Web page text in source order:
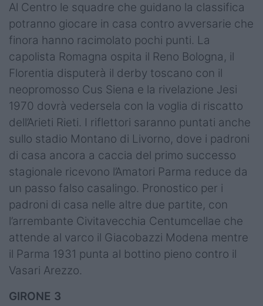
Al Centro le squadre che guidano la classifica
potranno giocare in casa contro avversarie che
finora hanno racimolato pochi punti. La
capolista Romagna ospita il Reno Bologna, il
Florentia disputerà il derby toscano con il
neopromosso Cus Siena e la rivelazione Jesi
1970 dovrà vedersela con la voglia di riscatto
dell’Arieti Rieti. I riflettori saranno puntati anche
sullo stadio Montano di Livorno, dove i padroni
di casa ancora a caccia del primo successo
stagionale ricevono l’Amatori Parma reduce da
un passo falso casalingo. Pronostico per i
padroni di casa nelle altre due partite, con
l’arrembante Civitavecchia Centumcellae che
attende al varco il Giacobazzi Modena mentre
il Parma 1931 punta al bottino pieno contro il
Vasari Arezzo.
GIRONE 3